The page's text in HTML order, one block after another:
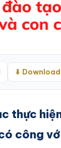
⬇
thực
công